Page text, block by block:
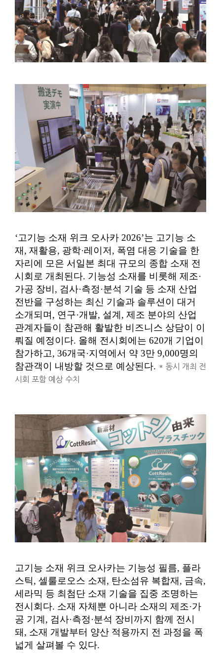
‘고기능 소재 위크 오사카 2026’는 고기능 소
재, 재활용, 광학·레이저, 폭염 대응 기술을 한
자리에 모은 서일본 최대 규모의 종합 소재 전
시회로 개최된다. 기능성 소재를 비롯해 제조·
가공 장비, 검사·측정·분석 기술 등 소재 산업
전반을 구성하는 최신 기술과 솔루션이 대거
소개되며, 연구·개발, 설계, 제조 분야의 산업
관계자들이 참관해 활발한 비즈니스 상담이 이
뤄질 예정이다. 올해 전시회에는 620개 기업이
참가하고, 36개국·지역에서 약 3만 9,000명의
참관객이 내방할 것으로 예상된다. * 동시 개최 전
시회 포함 예상 수치
고기능 소재 위크 오사카는 기능성 필름, 플라
스틱, 셀룰로오스 소재, 탄소섬유 복합재, 금속,
세라믹 등 최첨단 소재 기술을 집중 조명하는
전시회다. 소재 자체뿐 아니라 소재의 제조·가
공 기계, 검사·측정·분석 장비까지 함께 전시
돼, 소재 개발부터 양산 적용까지 전 과정을 폭
넓게 살펴볼 수 있다.